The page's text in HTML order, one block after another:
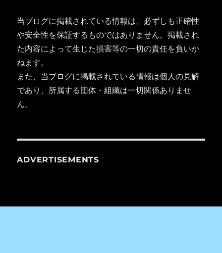
当ブログに掲載されている情報は、必ずしも正確性
や安全性を保証するものではありません。掲載され
た内容によって生じた損害等の一切の責任を負いか
ねます。
また、当ブログに掲載されている情報は個人の見解
であり、所属する団体・組織は一切関係ありませ
ん。
ADVERTISEMENTS